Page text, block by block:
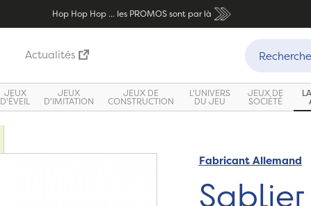
Hop Hop Hop ... les PROMOS sont par là
Actualités
Recherche :
JEUX
D'ÉVEIL
JEUX
D'IMITATION
JEUX DE
CONSTRUCTION
L'UNIVERS
DU JEU
JEUX DE
SOCIÉTÉ
Fabricant Allemand